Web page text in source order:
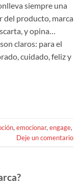
siempre una
del producto, marca
y opina…
claros: para el
cuidado, feliz y
, emocionar, engage,
Deje un comentario